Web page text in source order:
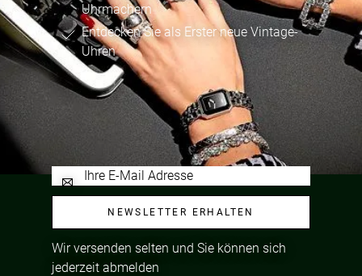
Uhrmachern
Entdecken Sie als Erster neue Vintage-
Uhren
NEWSLETTER ERHALTEN
Wir versenden selten und Sie können sich
jederzeit abmelden